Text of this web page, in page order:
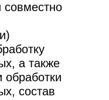
совместно
а также
состав